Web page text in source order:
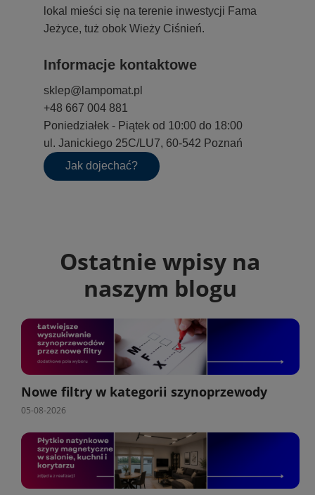
lokal mieści się na terenie inwestycji Fama
Jeżyce, tuż obok Wieży Ciśnień.
Informacje kontaktowe
sklep@lampomat.pl
+48 667 004 881
Poniedziałek - Piątek od 10:00 do 18:00
ul. Janickiego 25C/LU7, 60-542 Poznań
Jak dojechać?
Ostatnie wpisy na
naszym blogu
Nowe filtry w kategorii szynoprzewody
05-08-2026